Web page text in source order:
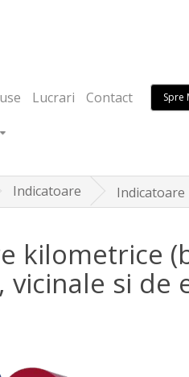
Lucrari Contact Spre
Indicatoare Indicatoare
kilometrice
vicinale si de